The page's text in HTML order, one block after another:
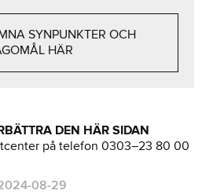
SYNPUNKTER OCH
HÄR
DEN HÄR SIDAN
på telefon 0303–23 80 00
2024-08-29